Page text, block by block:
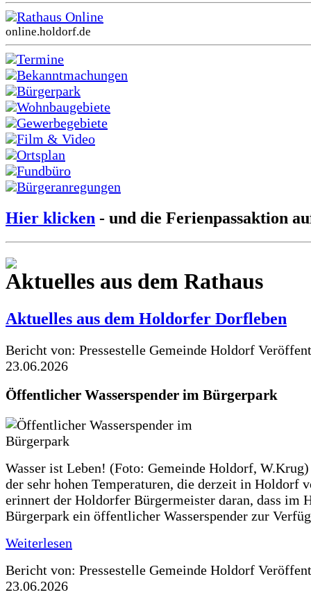
Rathaus Online
online.holdorf.de
Termine
Bekanntmachungen
Bürgerpark
Wohnbaugebiete
Gewerbegebiete
Film & Video
Ortsplan
Fundbüro
Bürgeranregungen
Hier klicken - und die Ferienpassaktion
Aktuelles aus dem Rathaus
Aktuelles aus dem Holdorfer Dorfleben
Bericht von: Pressestelle Gemeinde Holdorf
23.06.2026
Öffentlicher Wasserspender im Bürgerpark
Wasser ist Leben! (Foto: Gemeinde Holdorf,
der sehr hohen Temperaturen, die derzeit in Holdorf
erinnert der Holdorfer Bürgermeister daran, dass im
Bürgerpark ein öffentlicher Wasserspender zur
Weiterlesen
Bericht von: Pressestelle Gemeinde Holdorf
23.06.2026